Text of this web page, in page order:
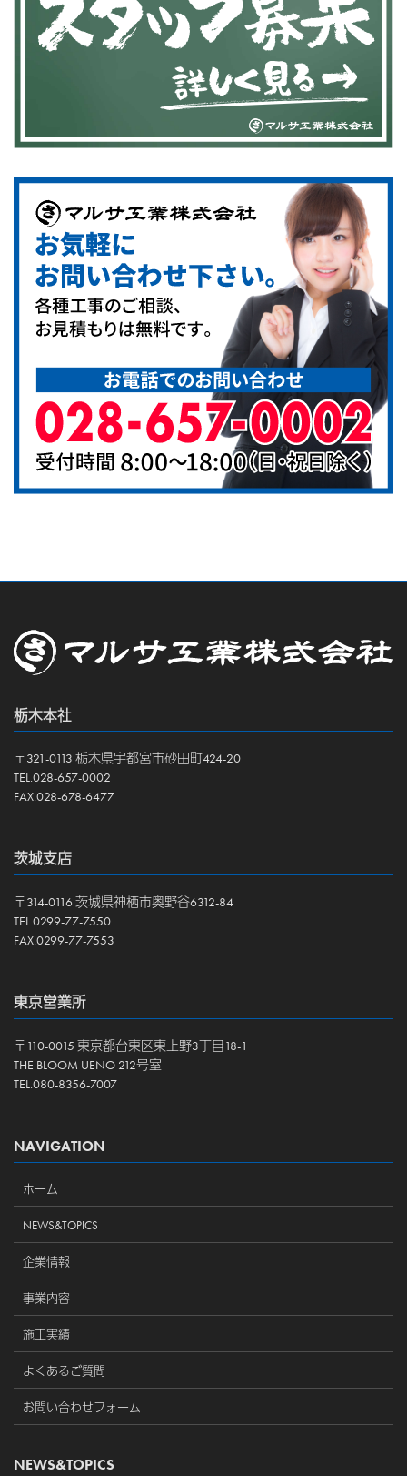
栃木本社
〒321-0113 栃木県宇都宮市砂田町424-20
TEL.028-657-0002
FAX.028-678-6477
茨城支店
〒314-0116 茨城県神栖市奥野谷6312-84
TEL.0299-77-7550
FAX.0299-77-7553
東京営業所
〒110-0015 東京都台東区東上野3丁目18-1
THE BLOOM UENO 212号室
TEL.080-8356-7007
NAVIGATION
ホーム
NEWS&TOPICS
企業情報
事業内容
施工実績
よくあるご質問
お問い合わせフォーム
NEWS&TOPICS